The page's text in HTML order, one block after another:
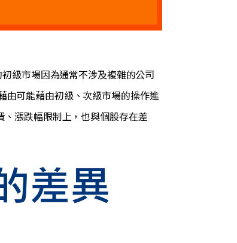
級市場因為通常不涉及複雜的公司
由可能藉由初級、次級市場的操作進
漲跌幅限制上，也與個股存在差